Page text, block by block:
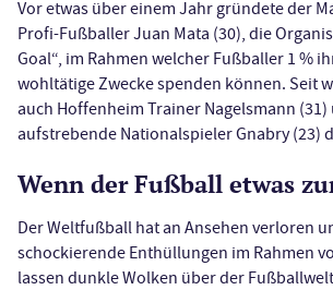
Vor etwas über einem Jahr gründete der
Profi-Fußballer Juan Mata (30), die
Goal“, im Rahmen welcher Fußballer 1 %
wohltätige Zwecke spenden können. Seit
auch Hoffenheim Trainer Nagelsmann
aufstrebende Nationalspieler Gnabry (23)
Wenn der Fußball etwas
Der Weltfußball hat an Ansehen verloren
schockierende Enthüllungen im Rahmen
lassen dunkle Wolken über der